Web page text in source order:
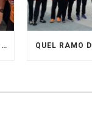
GRANDE FESTA DEI PACERS AL “GARDA LAKE RUNNING FESTIVAL” QUEL RAMO